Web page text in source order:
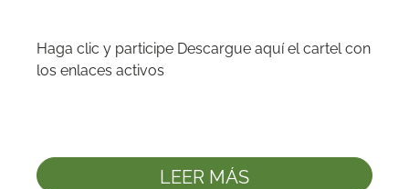
Haga clic y participe Descargue aquí el cartel con
LEER MÁS